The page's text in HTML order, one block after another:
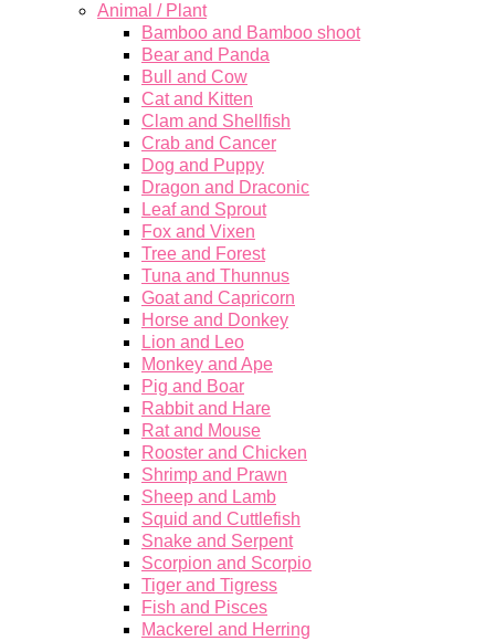
Animal / Plant
Bamboo and Bamboo shoot
Bear and Panda
Bull and Cow
Cat and Kitten
Clam and Shellfish
Crab and Cancer
Dog and Puppy
Dragon and Draconic
Leaf and Sprout
Fox and Vixen
Tree and Forest
Tuna and Thunnus
Goat and Capricorn
Horse and Donkey
Lion and Leo
Monkey and Ape
Pig and Boar
Rabbit and Hare
Rat and Mouse
Rooster and Chicken
Shrimp and Prawn
Sheep and Lamb
Squid and Cuttlefish
Snake and Serpent
Scorpion and Scorpio
Tiger and Tigress
Fish and Pisces
Mackerel and Herring